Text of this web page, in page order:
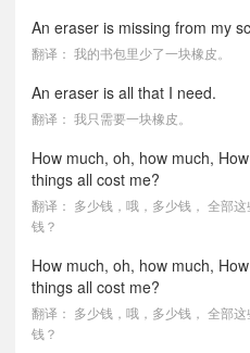
An eraser is missing from my
翻译： 我的书包里少了一块橡皮。
An eraser is all that I need.
翻译： 我只需要一块橡皮。
How much, oh, how much,
things all cost me?
翻译： 多少钱，哦，多少钱， 全部
钱？
How much, oh, how much,
things all cost me?
翻译： 多少钱，哦，多少钱， 全部
钱？